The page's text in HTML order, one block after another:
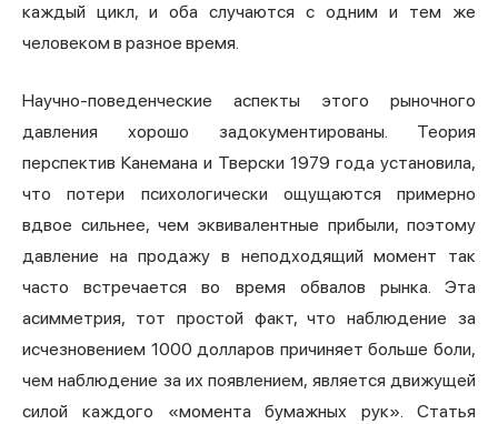
каждый цикл, и оба случаются с одним и тем же
человеком в разное время.
Научно-поведенческие аспекты этого рыночного
давления хорошо задокументированы. Теория
перспектив Канемана и Тверски 1979 года установила,
что потери психологически ощущаются примерно
вдвое сильнее, чем эквивалентные прибыли, поэтому
давление на продажу в неподходящий момент так
часто встречается во время обвалов рынка. Эта
асимметрия, тот простой факт, что наблюдение за
исчезновением 1000 долларов причиняет больше боли,
чем наблюдение за их появлением, является движущей
силой каждого «момента бумажных рук». Статья